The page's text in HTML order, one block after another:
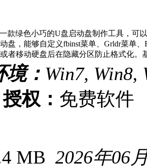
款绿色小巧的U盘启动盘制作工具，可
盘，能够自定义fbinst菜单、Grldr菜单、
者移动硬盘后在隐藏分区防止格式化。
境： Win7, Win8,
授权： 免费软
MB 2026年06